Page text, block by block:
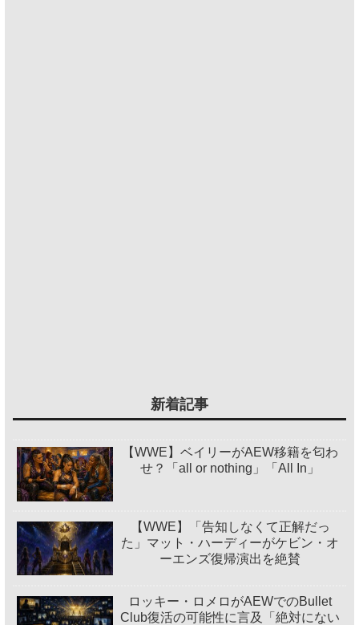
新着記事
【WWE】ベイリーがAEW移籍を匂わ
せ？「all or nothing」「All In」
【WWE】「告知しなくて正解だっ
た」マット・ハーディーがケビン・オ
ーエンズ復帰演出を絶賛
ロッキー・ロメロがAEWでのBullet
Club復活の可能性に言及「絶対にない